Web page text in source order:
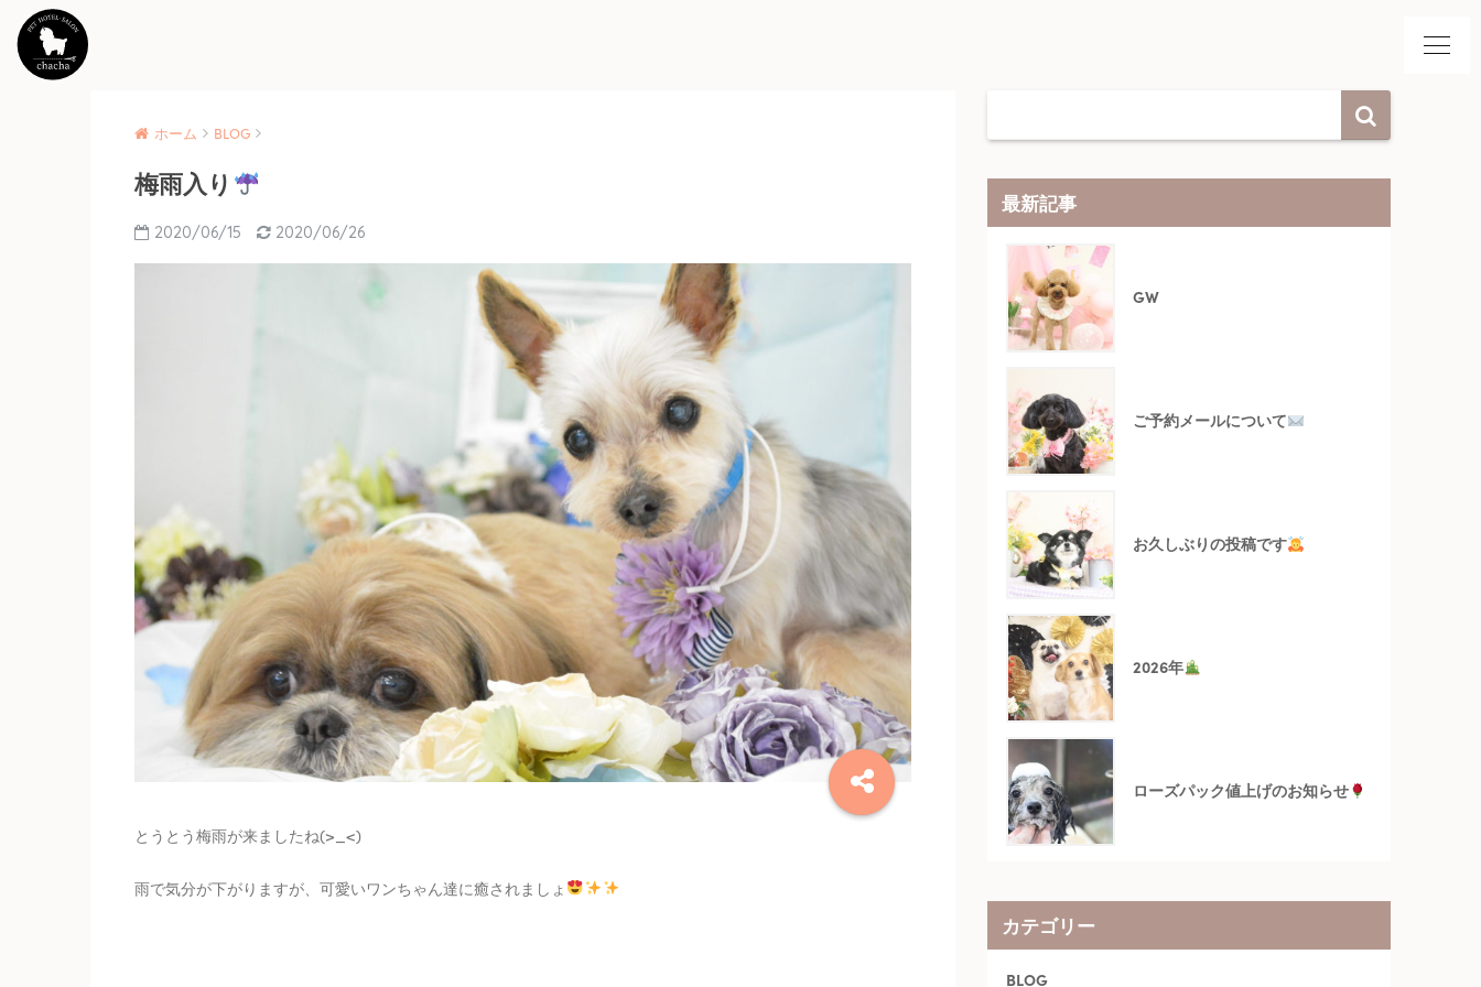
ホーム BLOG
梅雨入り
2020/06/15 2020/06/26
とうとう梅雨が来ましたね(>_<)
雨で気分が下がりますが、可愛いワンちゃん達に癒されましょ
最新記事
GW
ご予約メールについて
お久しぶりの投稿です
2026年
ローズパック値上げのお知らせ
カテゴリー
BLOG